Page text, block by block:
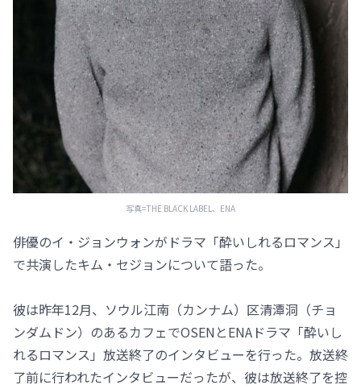
写真=THE BLACK LABEL、ENA
俳優のイ・ジョンウォンがドラマ「酔いしれるロマンス」
で共演したキム・セジョンについて語った。
彼は昨年12月、ソウル江南（カンナム）区清潭洞（チョ
ンダムドン）のあるカフェでOSENとENAドラマ「酔いし
れるロマンス」放送終了のインタビューを行った。放送終
了前に行われたインタビューだったが、彼は放送終了を控